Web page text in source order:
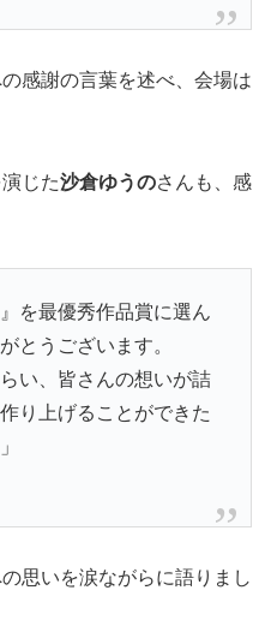
感謝の言葉を述べ、会場は
じた沙倉ゆうのさんも、感
を最優秀作品賞に選ん
とうございます。
い、皆さんの想いが詰
り上げることができた
思いを涙ながらに語りまし